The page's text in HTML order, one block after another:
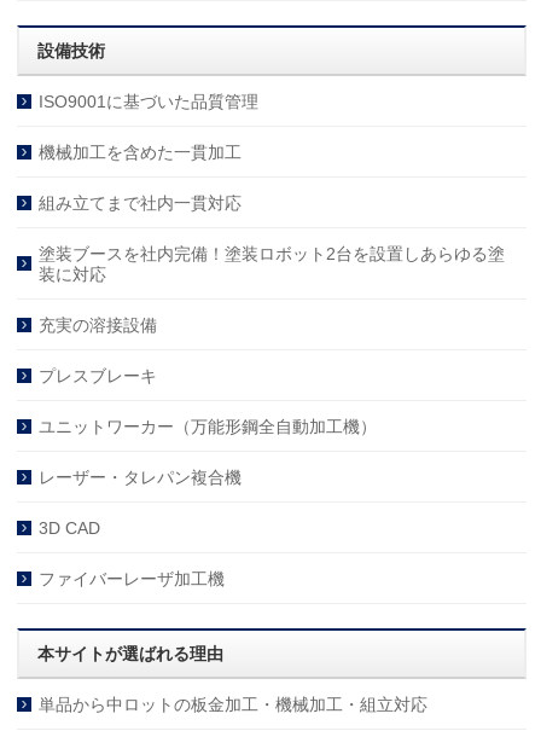
設備技術
ISO9001に基づいた品質管理
機械加工を含めた一貫加工
組み立てまで社内一貫対応
塗装ブースを社内完備！塗装ロボット2台を設置しあらゆる塗
装に対応
充実の溶接設備
プレスブレーキ
ユニットワーカー（万能形鋼全自動加工機）
レーザー・タレパン複合機
3D CAD
ファイバーレーザ加工機
本サイトが選ばれる理由
単品から中ロットの板金加工・機械加工・組立対応